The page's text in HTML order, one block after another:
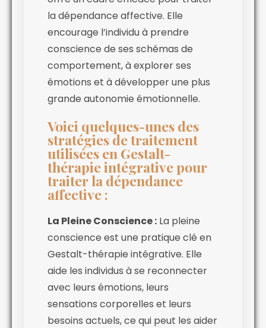
la dépendance affective. Elle
encourage l’individu à prendre
conscience de ses schémas de
comportement, à explorer ses
émotions et à développer une plus
grande autonomie émotionnelle.
Voici quelques-unes des
stratégies de traitement
utilisées en Gestalt-
thérapie intégrative pour
traiter la dépendance
affective :
La Pleine Conscience : La pleine
conscience est une pratique clé en
Gestalt-thérapie intégrative. Elle
aide les individus à se reconnecter
avec leurs émotions, leurs
sensations corporelles et leurs
besoins actuels, ce qui peut les aider